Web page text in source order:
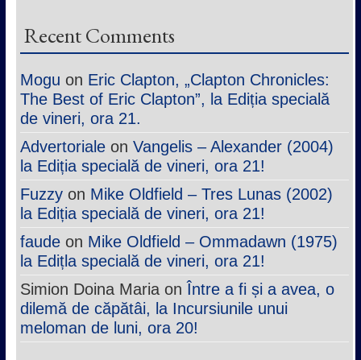
Recent Comments
Mogu on Eric Clapton, „Clapton Chronicles:
The Best of Eric Clapton”, la Ediția specială
de vineri, ora 21.
Advertorialeon Vangelis – Alexander (2004)
la Ediția specială de vineri, ora 21!
Fuzzyon Mike Oldfield – Tres Lunas (2002)
la Ediția specială de vineri, ora 21!
faudeon Mike Oldfield – Ommadawn (1975)
la Edițla specială de vineri, ora 21!
Simion Doina MariaonÎntre a fi și a avea, o
dilemă de căpătâi, la Incursiunile unui
meloman de luni, ora 20!